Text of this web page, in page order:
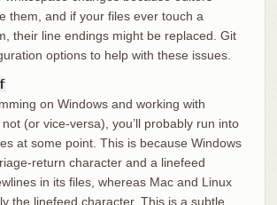
them, and if your files ever touch a
their line endings might be replaced. Git
options to help with these issues.
on Windows and working with
(or vice-versa), you’ll probably run into
at some point. This is because Windows
return character and a linefeed
in its files, whereas Mac and Linux
the linefeed character. This is a subtle